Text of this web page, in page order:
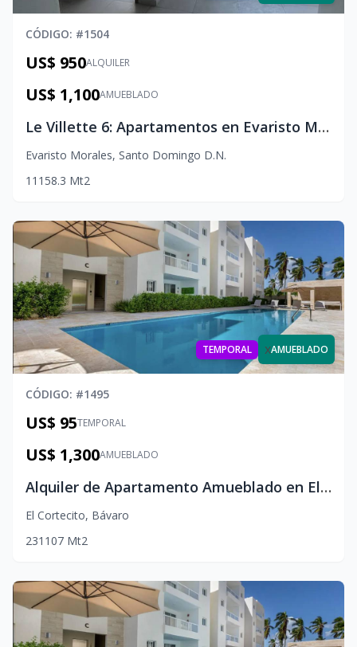
CÓDIGO: #1504
ALQUILER
US$ 950
AMUEBLADO
US$ 1,100
Le Villette 6: Apartamentos en Evaristo Morales | Lujo & Ubicación Premium
Evaristo Morales, Santo Domingo D.N.
1 1 1 58.3 Mt2
TEMPORAL xAMUEBLADO
CÓDIGO: #1495
TEMPORAL
US$ 95
AMUEBLADO
US$ 1,300
Alquiler de Apartamento Amueblado en El Cortesito, Punta Cana
El Cortecito, Bávaro
231 107 Mt2